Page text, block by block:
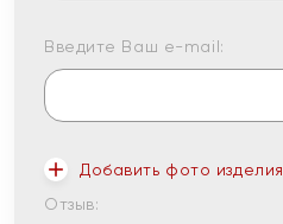
Введите Ваш e-mail:
Добавить фото изделия
Отзыв: